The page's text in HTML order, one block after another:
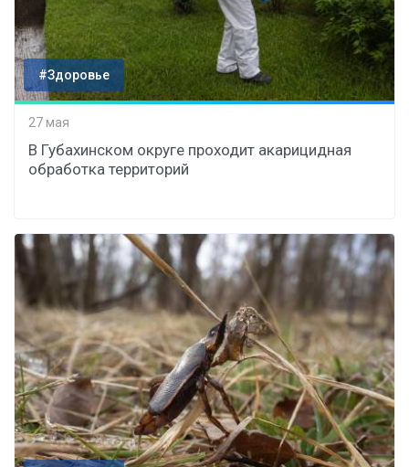
#Здоровье
27 мая
В Губахинском округе проходит акарицидная
обработка территорий